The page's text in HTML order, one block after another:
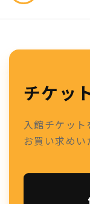
チケッ
入館チケッ
お買い求めい